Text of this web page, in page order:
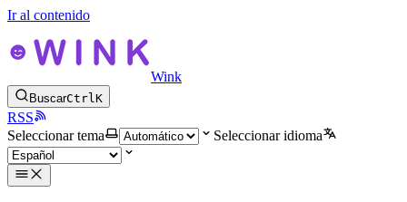
Ir al contenido
Wink
BuscarCtrlK
RSS
Seleccionar tema
Seleccionar idioma